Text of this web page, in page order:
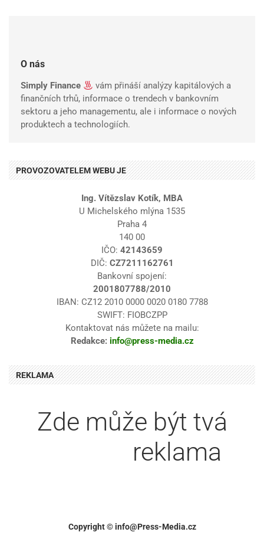
O nás
Simply Finance
vám přináší analýzy kapitálových a
finančních trhů, informace o trendech v bankovním
sektoru a jeho managementu, ale i informace o nových
produktech a technologiích.
PROVOZOVATELEM WEBU JE
Ing. Vítězslav Kotík, MBA
U Michelského mlýna 1535
Praha 4
140 00
IČO: 42143659
DIČ: CZ7211162761
Bankovní spojení:
2001807788/2010
IBAN: CZ12 2010 0000 0020 0180 7788
SWIFT: FIOBCZPP
Kontaktovat nás můžete na mailu:
Redakce: info@press-media.cz
REKLAMA
Zde může být tvá
reklama
Copyright © info@Press-Media.cz